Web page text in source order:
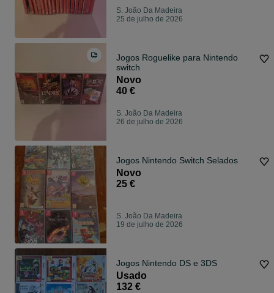
S. João Da Madeira
25 de julho de 2026
Jogos Roguelike para Nintendo
switch
Novo
40 €
S. João Da Madeira
26 de julho de 2026
Jogos Nintendo Switch Selados
Novo
25 €
S. João Da Madeira
19 de julho de 2026
Jogos Nintendo DS e 3DS
Usado
132 €